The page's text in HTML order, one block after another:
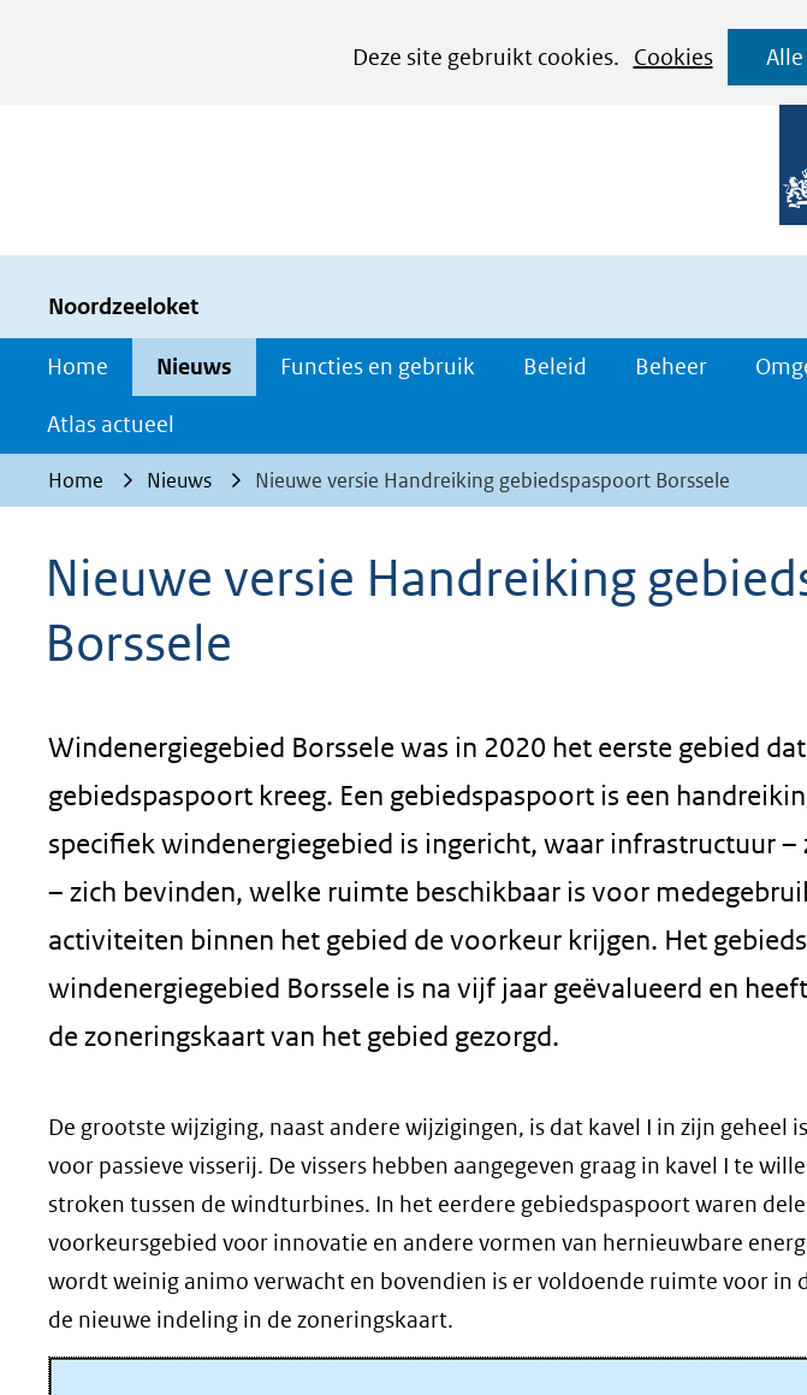
Deze site gebruikt cookies.
Cookies
van
cookies
op
deze
website
worden
toegestaan
geweigerd.
Noordzeeloket
Home Nieuws Functies en gebruik Beleid Beheer
Atlas actueel
Home Nieuws Nieuwe versie Handreiking gebiedspaspoort Borssele
Nieuwe versie Handreiking
Borssele
Windenergiegebied Borssele was in 2020 het eerste gebied
gebiedspaspoort kreeg. Een gebiedspaspoort is een
specifiek windenergiegebied is ingericht, waar infrastructuur
– zich bevinden, welke ruimte beschikbaar is voor
activiteiten binnen het gebied de voorkeur krijgen. Het
windenergiegebied Borssele is na vijf jaar geëvalueerd en
de zoneringskaart van het gebied gezorgd.
De grootste wijziging, naast andere wijzigingen, is dat kavel I in zijn geheel
voor passieve visserij. De vissers hebben aangegeven graag in kavel I te
stroken tussen de windturbines. In het eerdere gebiedspaspoort waren
voorkeursgebied voor innovatie en andere vormen van hernieuwbare
wordt weinig animo verwacht en bovendien is er voldoende ruimte voor in
de nieuwe indeling in de zoneringskaart.